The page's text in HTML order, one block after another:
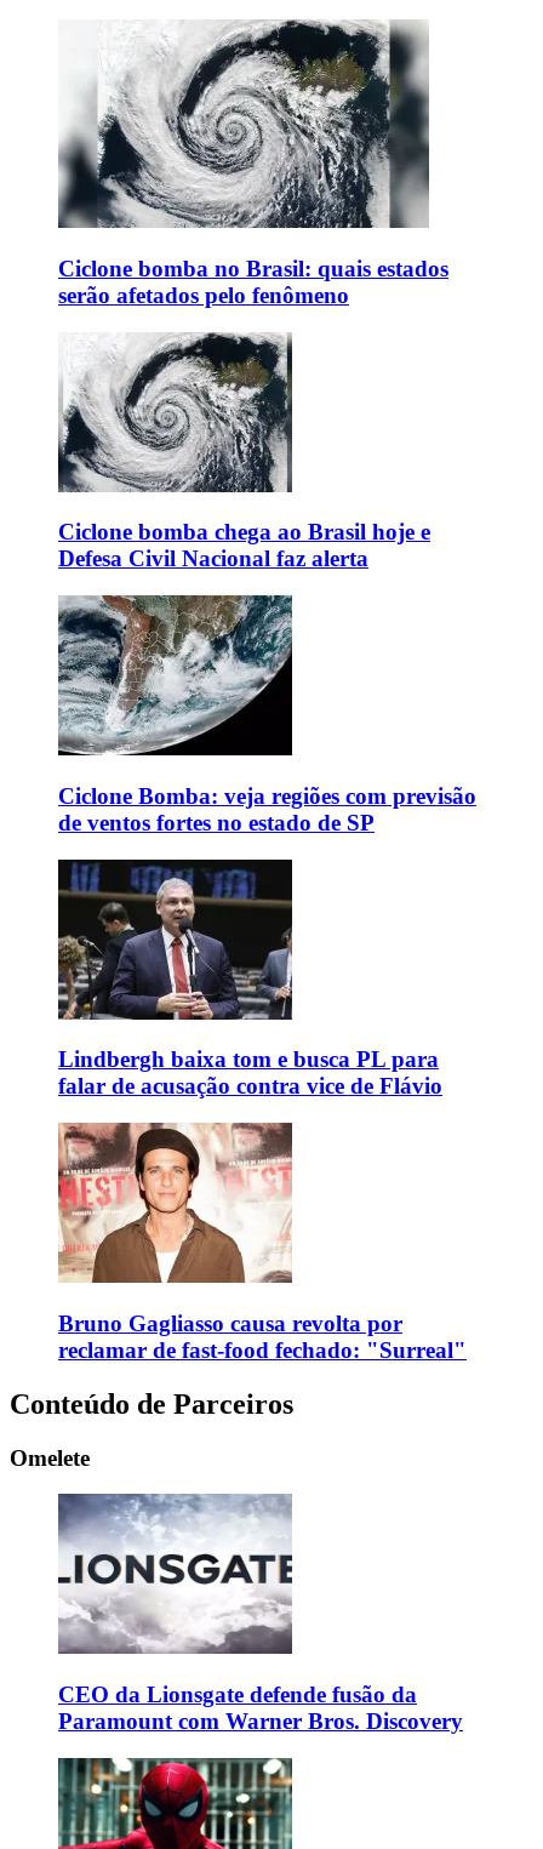
Ciclone bomba no Brasil: quais estados
serão afetados pelo fenômeno
Ciclone bomba chega ao Brasil hoje e
Defesa Civil Nacional faz alerta
Ciclone Bomba: veja regiões com previsão
de ventos fortes no estado de SP
Lindbergh baixa tom e busca PL para
falar de acusação contra vice de Flávio
Bruno Gagliasso causa revolta por
reclamar de fast-food fechado: "Surreal"
Conteúdo de Parceiros
Omelete
CEO da Lionsgate defende fusão da
Paramount com Warner Bros. Discovery